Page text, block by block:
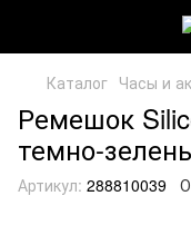
Каталог Часы и
Ремешок
темно-
Артикул: 288810039